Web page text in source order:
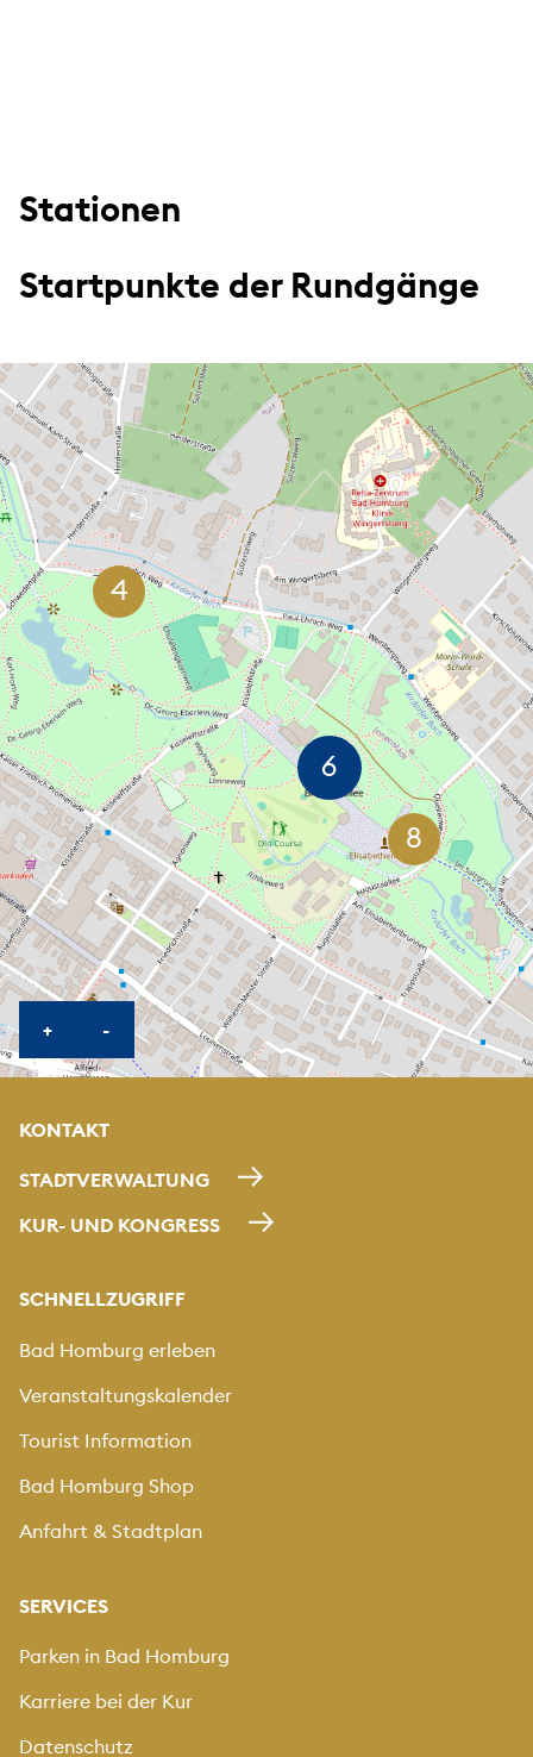
Stationen
Startpunkte der Rundgänge
+KARTE HEREINZOOMEN
-KARTE HERAUSZOOMEN
KONTAKT
STADTVERWALTUNG
KUR- UND KONGRESS
SCHNELLZUGRIFF
Bad Homburg erleben
Veranstaltungskalender
Tourist Information
Bad Homburg Shop
Anfahrt & Stadtplan
SERVICES
Parken in Bad Homburg
Karriere bei der Kur
Datenschutz